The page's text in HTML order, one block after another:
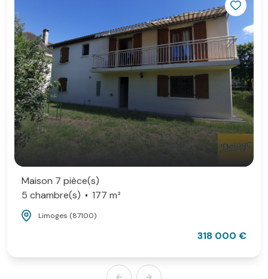
Maison 7 pièce(s)
5 chambre(s)
177 m²
Limoges (87100)
318 000 €